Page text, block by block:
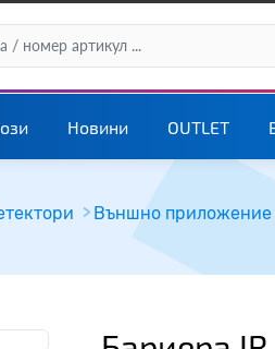
Новини OUTLET
Външно приложение